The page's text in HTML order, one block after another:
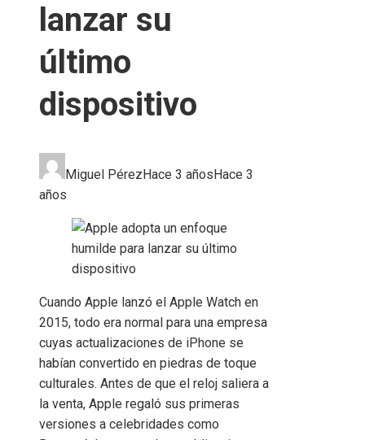
lanzar su
último
dispositivo
Miguel Pérez Hace 3 años Hace 3
años
Cuando Apple lanzó el Apple Watch en
2015, todo era normal para una empresa
cuyas actualizaciones de iPhone se
habían convertido en piedras de toque
culturales. Antes de que el reloj saliera a
la venta, Apple regaló sus primeras
versiones a celebridades como